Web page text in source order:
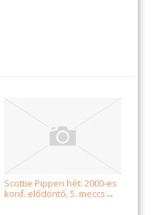
Scottie Pippen hét: 2000-es
konf. elődöntő, 5. meccs →